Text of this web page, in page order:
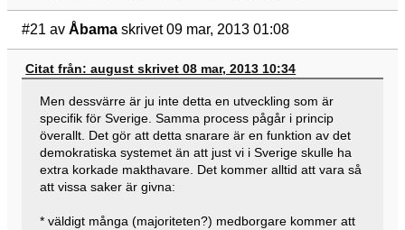
#21 av Åbama skrivet 09 mar, 2013 01:08
Citat från: august skrivet 08 mar, 2013 10:34
Men dessvärre är ju inte detta en utveckling som är
specifik för Sverige. Samma process pågår i princip
överallt. Det gör att detta snarare är en funktion av det
demokratiska systemet än att just vi i Sverige skulle ha
extra korkade makthavare. Det kommer alltid att vara så
att vissa saker är givna:
* väldigt många (majoriteten?) medborgare kommer att